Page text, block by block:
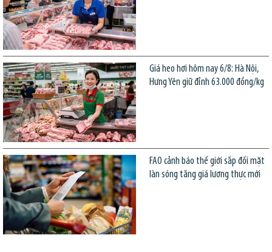
Giá heo hơi hôm nay 6/8: Hà Nội,
Hưng Yên giữ đỉnh 63.000 đồng/kg
FAO cảnh báo thế giới sắp đối mặt
làn sóng tăng giá lương thực mới